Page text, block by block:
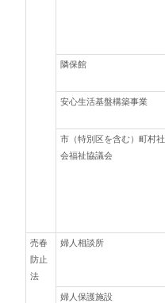
隣保館
安心生活基盤構築事業
市（特別区を含む）町村社
会福祉協議会
売春
防止
法
婦人相談所
婦人保護施設